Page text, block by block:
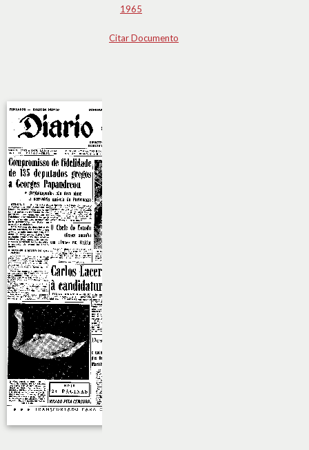
1965
Citar Documento